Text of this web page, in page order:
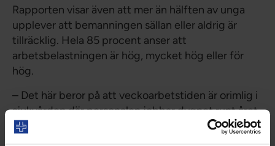
Rapporten visar även att mer än hälften av unga
upplever att bemanningen sällan eller aldrig är
tillräcklig. Hela 85 procent anser att
arbetsbelastningen är hög, mycket hög eller för
hög.
– Det här beror på att veckoarbetstiden är orimlig i
sjukvården där personalen jobbar dygnet runt året
om nära patienterna. Det är inte ovanligt att en